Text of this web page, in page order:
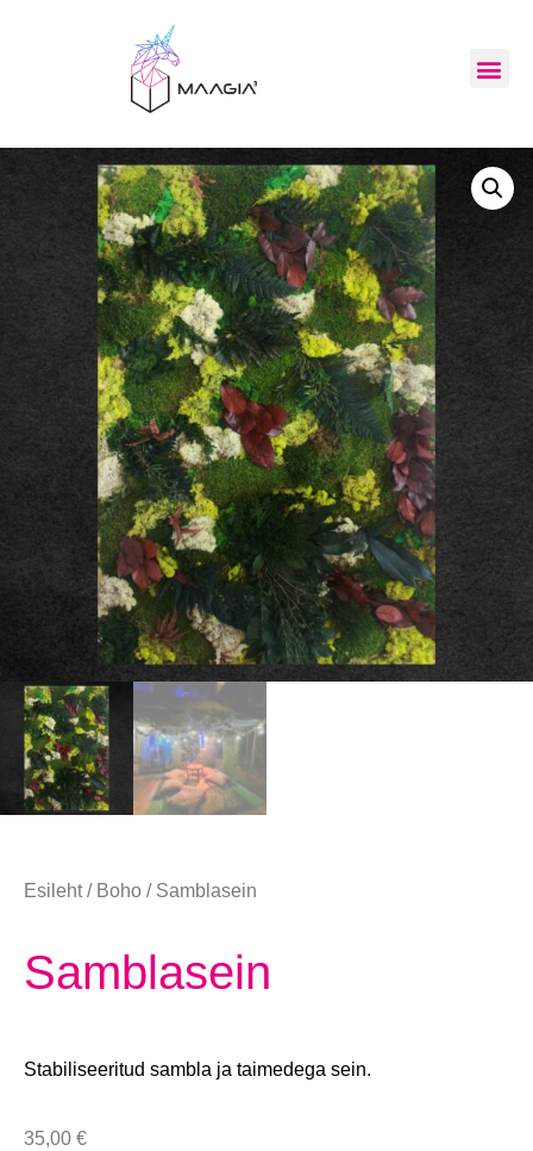
Esileht/ Boho / Samblasein
Samblasein
Stabiliseeritud sambla ja taimedega sein.
35,00 €